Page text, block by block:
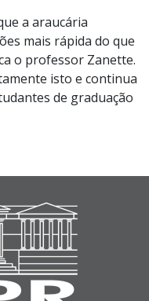
a araucária
mais rápida do que
o professor Zanette.
isto e continua
de graduação